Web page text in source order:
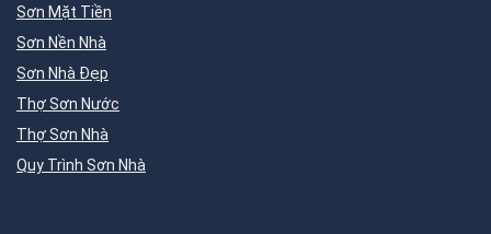
Sơn Mặt Tiền
Sơn Nền Nhà
Sơn Nhà Đẹp
Thợ Sơn Nước
Thợ Sơn Nhà
Quy Trình Sơn Nhà